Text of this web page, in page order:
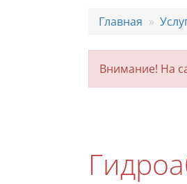
Главная
Внимание! На